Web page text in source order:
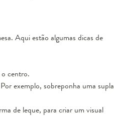
Aqui estão algumas dicas de
centro.
exemplo, sobreponha uma supla
de leque, para criar um visual